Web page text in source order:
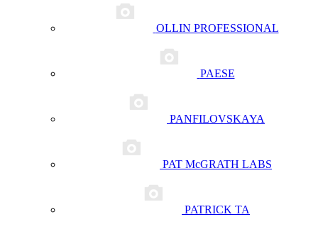
OLLIN PROFESSIONAL
PAESE
PANFILOVSKAYA
PAT McGRATH LABS
PATRICK TA